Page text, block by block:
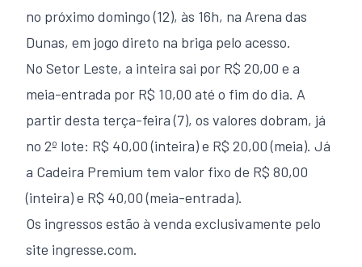
no próximo domingo (12), às 16h, na Arena das
Dunas, em jogo direto na briga pelo acesso.
No Setor Leste, a inteira sai por R$ 20,00 e a
meia-entrada por R$ 10,00 até o fim do dia. A
partir desta terça-feira (7), os valores dobram, já
no 2º lote: R$ 40,00 (inteira) e R$ 20,00 (meia). Já
a Cadeira Premium tem valor fixo de R$ 80,00
(inteira) e R$ 40,00 (meia-entrada).
Os ingressos estão à venda exclusivamente pelo
site ingresse.com.